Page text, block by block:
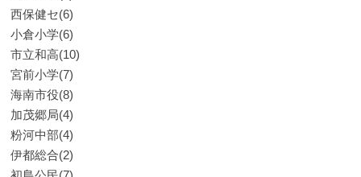
西保健セ(6)
小倉小学(6)
市立和高(10)
宮前小学(7)
海南市役(8)
加茂郷局(4)
粉河中部(4)
伊都総合(2)